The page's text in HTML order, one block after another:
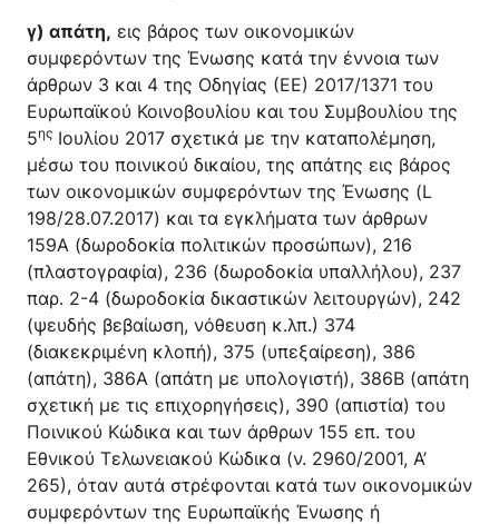
γ) απάτη, εις βάρος των οικονομικών
συμφερόντων της Ένωσης κατά την έννοια των
άρθρων 3 και 4 της Οδηγίας (ΕΕ) 2017/1371 του
Ευρωπαϊκού Κοινοβουλίου και του Συμβουλίου της
5ης Ιουλίου 2017 σχετικά με την καταπολέμηση,
μέσω του ποινικού δικαίου, της απάτης εις βάρος
των οικονομικών συμφερόντων της Ένωσης (L
198/28.07.2017) και τα εγκλήματα των άρθρων
159Α (δωροδοκία πολιτικών προσώπων), 216
(πλαστογραφία), 236 (δωροδοκία υπαλλήλου), 237
παρ. 2-4 (δωροδοκία δικαστικών λειτουργών), 242
(ψευδής βεβαίωση, νόθευση κ.λπ.) 374
(διακεκριμένη κλοπή), 375 (υπεξαίρεση), 386
(απάτη), 386Α (απάτη με υπολογιστή), 386Β (απάτη
σχετική με τις επιχορηγήσεις), 390 (απιστία) του
Ποινικού Κώδικα και των άρθρων 155 επ. του
Εθνικού Τελωνειακού Κώδικα (ν. 2960/2001, Α’
265), όταν αυτά στρέφονται κατά των οικονομικών
συμφερόντων της Ευρωπαϊκής Ένωσης ή